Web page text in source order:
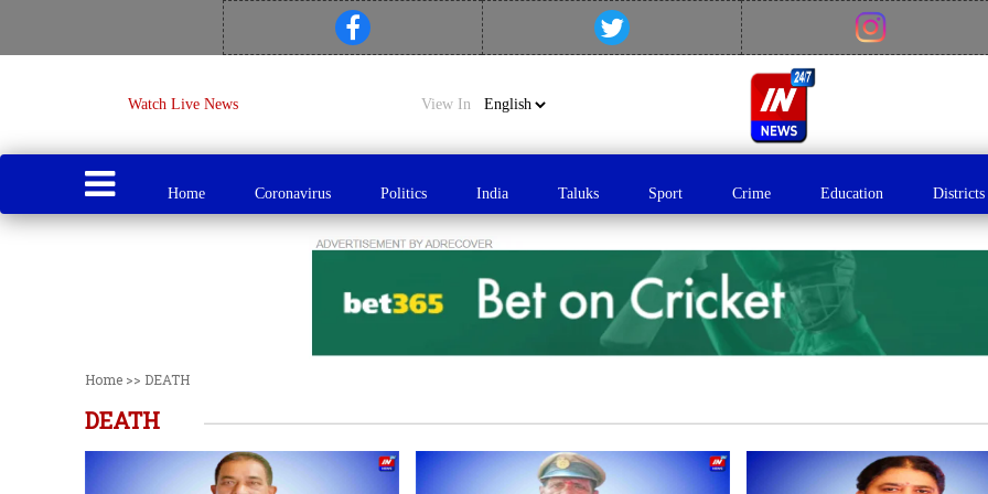
Watch Live News View In
Home Coronavirus Politics India Taluks Sport Crime Education Districts
Home >> DEATH
DEATH